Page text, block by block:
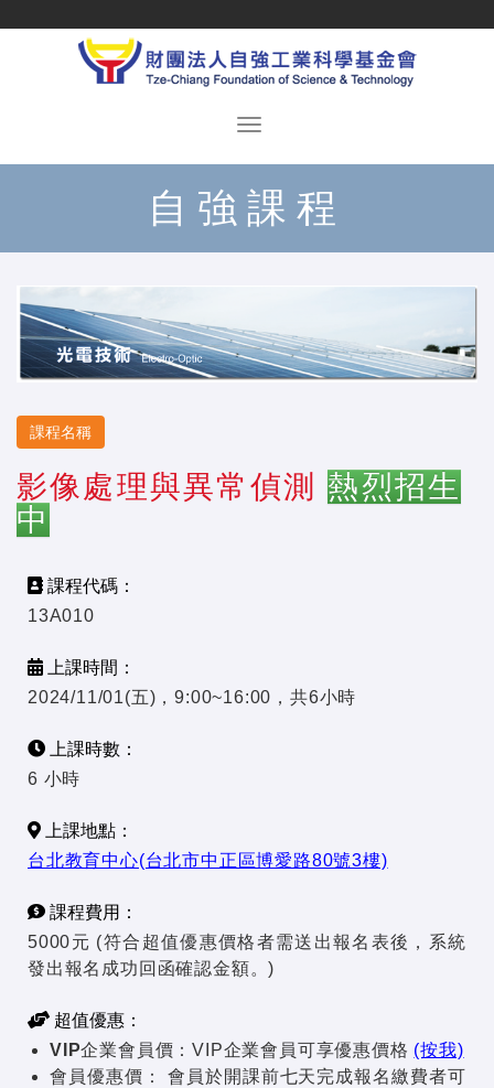
自強課程
課程名稱
影像處理與異常偵測 熱烈招生
中
課程代碼：
13A010
上課時間：
2024/11/01(五)，9:00~16:00，共6小時
上課時數：
6 小時
上課地點：
台北教育中心(台北市中正區博愛路80號3樓)
課程費用：
5000元 (符合超值優惠價格者需送出報名表後，系統
發出報名成功回函確認金額。)
超值優惠：
VIP企業會員價：VIP企業會員可享優惠價格 (按我)
會員優惠價：
會員於開課前七天完成報名繳費者可